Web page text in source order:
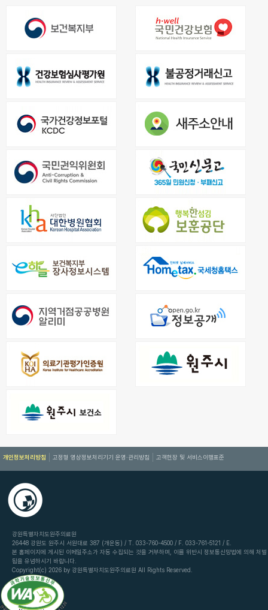
개인정보처리방침 고정형 영상정보처리기기 운영·관리방침 고객헌장 및 서비스이행표준
강원특별자치도원주의료원
26448 강원도 원주시 서원대로 387 (개운동) / T. 033-760-4500 / F. 033-761-5121 / E.
본 홈페이지에 게시된 이메일주소가 자동 수집되는 것을 거부하며, 이를 위반시 정보통신망법에 의해 처벌
됨을 유념하시기 바랍니다.
Copyright(c) 2026 by 강원특별자치도원주의료원 All Rights Reserved.